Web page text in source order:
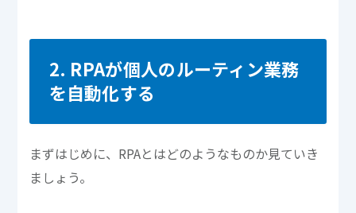
2. RPAが個人のルーティン業務
を自動化する
まずはじめに、RPAとはどのようなものか見ていき
ましょう。